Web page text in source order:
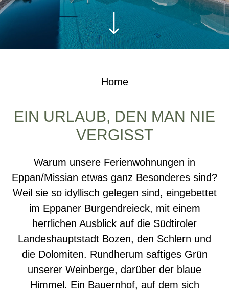
Home
EIN URLAUB, DEN MAN NIE
VERGISST
Warum unsere Ferienwohnungen in
Eppan/Missian etwas ganz Besonderes sind?
Weil sie so idyllisch gelegen sind, eingebettet
im Eppaner Burgendreieck, mit einem
herrlichen Ausblick auf die Südtiroler
Landeshauptstadt Bozen, den Schlern und
die Dolomiten. Rundherum saftiges Grün
unserer Weinberge, darüber der blaue
Himmel. Ein Bauernhof, auf dem sich